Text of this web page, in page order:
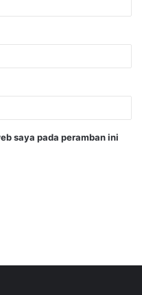
saya pada peramban ini